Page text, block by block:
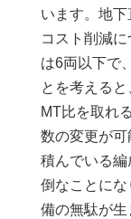
います。地下
コスト削減
は6両以下で
とを考える
MT比を取れ
数の変更が
積んでいる
倒なことに
備の無駄が生